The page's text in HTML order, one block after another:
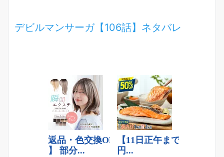
デビルマンサーガ【106話】ネタバレ